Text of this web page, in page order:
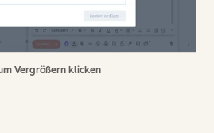
Vergrößern klicken